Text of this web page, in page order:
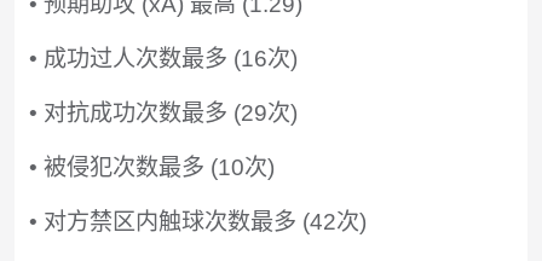
• 成功过人次数最多 (16次)
• 对抗成功次数最多 (29次)
• 被侵犯次数最多 (10次)
• 对方禁区内触球次数最多 (42次)